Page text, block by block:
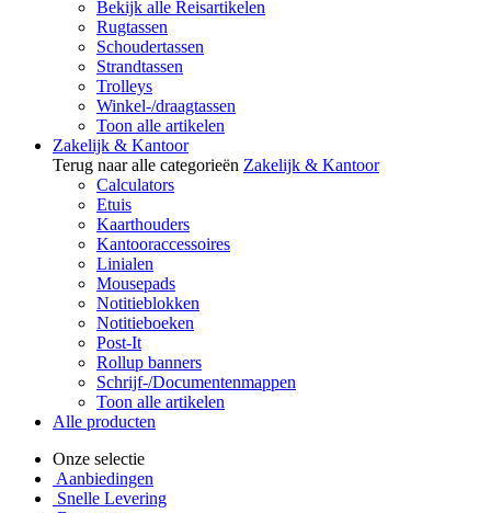
Bekijk alle Reisartikelen
Rugtassen
Schoudertassen
Strandtassen
Trolleys
Winkel-/draagtassen
Toon alle artikelen
Zakelijk & Kantoor
Terug naar alle categorieën Zakelijk & Kantoor
Calculators
Etuis
Kaarthouders
Kantooraccessoires
Linialen
Mousepads
Notitieblokken
Notitieboeken
Post-It
Rollup banners
Schrijf-/Documentenmappen
Toon alle artikelen
Alle producten
Onze selectie
Aanbiedingen
Snelle Levering